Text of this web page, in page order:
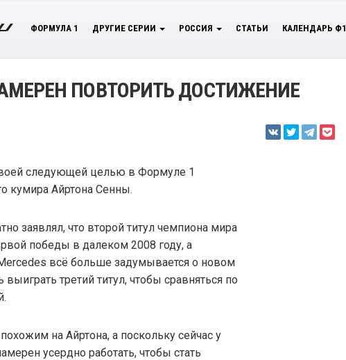
ФОРМУЛА 1 ДРУГИЕ СЕРИИ РОССИЯ СТАТЬИ КАЛЕНДАРЬ Ф1
ПОВТОРИТЬ ДОСТИЖЕНИЕ
следующей целью в Формуле 1
кумира Айртона Сенны.
заявлял, что второй титул чемпиона мира
победы в далеком 2008 году, а
всё больше задумывается о новом
третий титул, чтобы сравняться по
на Айртона, а поскольку сейчас у
усердно работать, чтобы стать